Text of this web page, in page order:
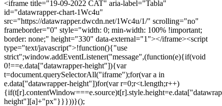
<iframe title="19-09-2022 CAT" aria-label="Tabla"
id="datawrapper-chart-1Wc4u"
src="https://datawrapper.dwcdn.net/1Wc4u/1/" scrolling="no"
frameborder="0" style="width: 0; min-width: 100% !important;
border: none;" height="330" data-external="1"></iframe><script
type="text/javascript">!function(){"use
strict";window.addEventListener("message",(function(e){if(void
0!==e.data["datawrapper-height"]){var
t=document.querySelectorAll("iframe");for(var a in
e.data["datawrapper-height"])for(var r=0;r<t.length;r++)
height"][a]+"px"}}}))}();